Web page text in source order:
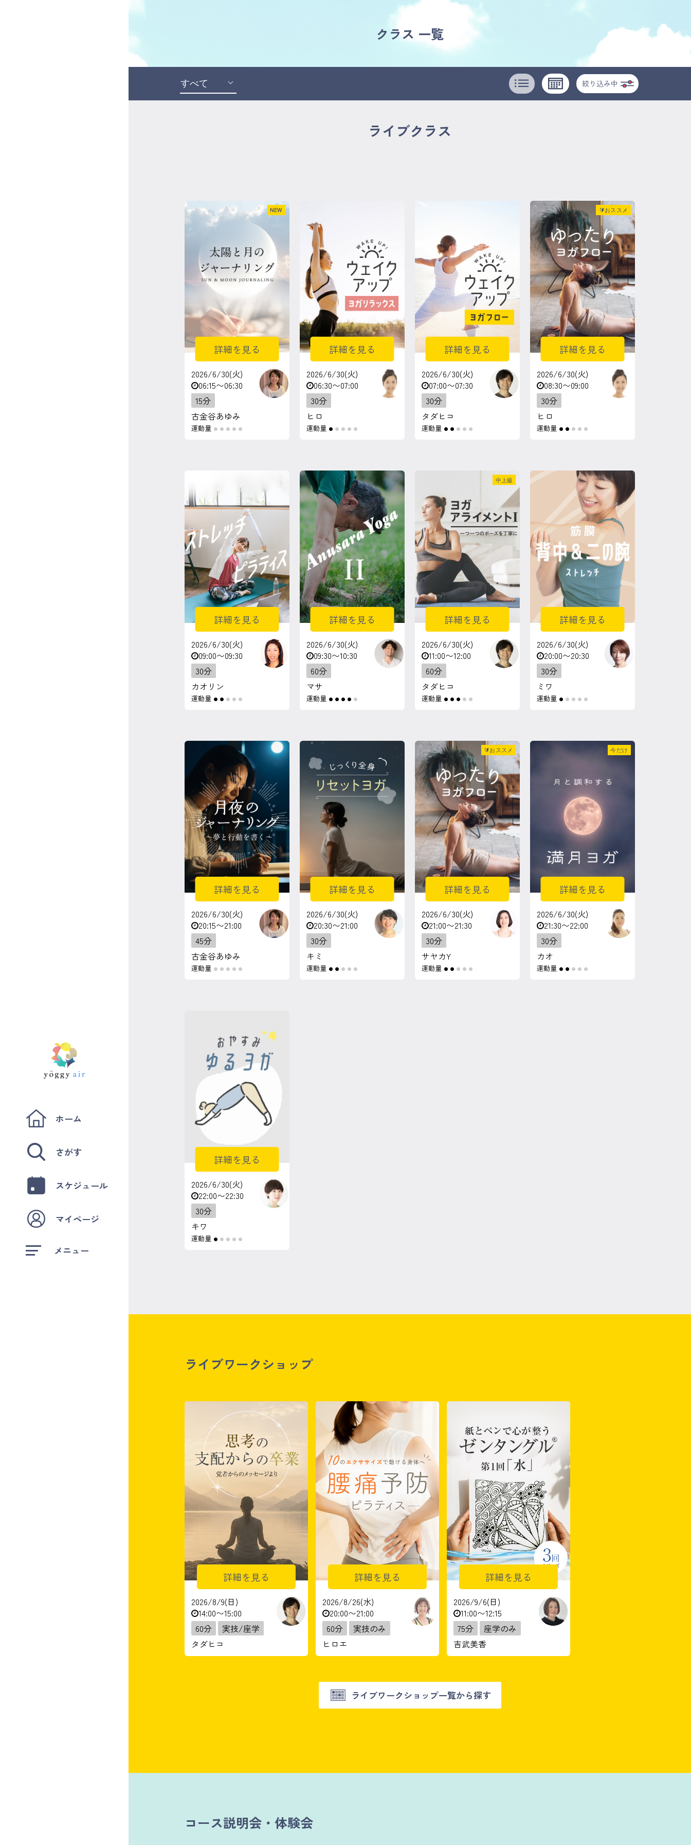
ホーム
さがす
スケジュール
マイページ
メニュー
クラス参加にあたっての同意書
特定商取引にかかわる表示
クラス 一覧
絞り込み中
ライブクラス
NEW
詳細を見る
2026/6/30(火)
06:15〜06:30
15分
古金谷あゆみ
運動量 ● ● ● ● ●
詳細を見る
2026/6/30(火)
06:30〜07:00
30分
ヒロ
運動量 ● ● ● ● ●
詳細を見る
2026/6/30(火)
07:00〜07:30
30分
タダヒコ
運動量 ● ● ● ● ●
🔰おススメ
詳細を見る
2026/6/30(火)
08:30〜09:00
30分
ヒロ
運動量 ● ● ● ● ●
詳細を見る
2026/6/30(火)
09:00〜09:30
30分
カオリン
運動量 ● ● ● ● ●
詳細を見る
2026/6/30(火)
09:30〜10:30
60分
マサ
運動量 ● ● ● ● ●
中上級
詳細を見る
2026/6/30(火)
11:00〜12:00
60分
タダヒコ
運動量 ● ● ● ● ●
詳細を見る
2026/6/30(火)
20:00〜20:30
30分
ミワ
運動量 ● ● ● ● ●
詳細を見る
2026/6/30(火)
20:15〜21:00
45分
古金谷あゆみ
運動量 ● ● ● ● ●
詳細を見る
2026/6/30(火)
20:30〜21:00
30分
キミ
運動量 ● ● ● ● ●
🔰おススメ
詳細を見る
2026/6/30(火)
21:00〜21:30
30分
サヤカY
運動量 ● ● ● ● ●
今だけ
詳細を見る
2026/6/30(火)
21:30〜22:00
30分
カオ
運動量 ● ● ● ● ●
詳細を見る
2026/6/30(火)
22:00〜22:30
30分
キワ
運動量 ● ● ● ● ●
ライブワークショップ
詳細を見る
2026/8/9(日)
14:00〜15:00
60分
実技/座学
タダヒコ
詳細を見る
2026/8/26(水)
20:00〜21:00
60分
実技のみ
ヒロエ
詳細を見る
2026/9/6(日)
11:00〜12:15
75分
座学のみ
吉武美香
ライブワークショップ一覧から探す
コース説明会・体験会